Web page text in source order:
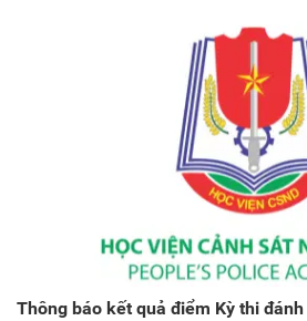
Thông báo kết quả điểm Kỳ thi